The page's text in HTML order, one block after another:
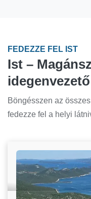
FEDEZZE FEL IST
Ist –
idegenvezető
Böngésszen az
fedezze fel a helyi